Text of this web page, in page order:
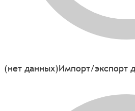
(нет данных)Импорт/экспорт